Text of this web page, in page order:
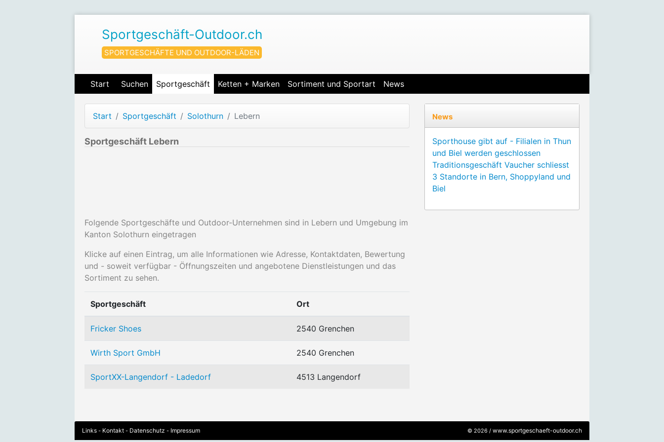
Sportgeschäft-Outdoor.ch
SPORTGESCHÄFTE UND OUTDOOR-LÄDEN
Start Suchen Sportgeschäft Ketten + Marken Sortiment und Sportart News
Start Sportgeschäft Solothurn Lebern
Sportgeschäft Lebern
Folgende Sportgeschäfte und Outdoor-Unternehmen sind in Lebern und Umgebung im
Kanton Solothurn eingetragen
Klicke auf einen Eintrag, um alle Informationen wie Adresse, Kontaktdaten, Bewertung
und - soweit verfügbar - Öffnungszeiten und angebotene Dienstleistungen und das
Sortiment zu sehen.
Sportgeschäft Ort
Fricker Shoes 2540 Grenchen
Wirth Sport GmbH 2540 Grenchen
SportXX-Langendorf - Ladedorf 4513 Langendorf
News
Sporthouse gibt auf - Filialen in Thun
und Biel werden geschlossen
Traditionsgeschäft Vaucher schliesst
3 Standorte in Bern, Shoppyland und
Biel
Links - Kontakt - Datenschutz - Impressum © 2026 / www.sportgeschaeft-outdoor.ch